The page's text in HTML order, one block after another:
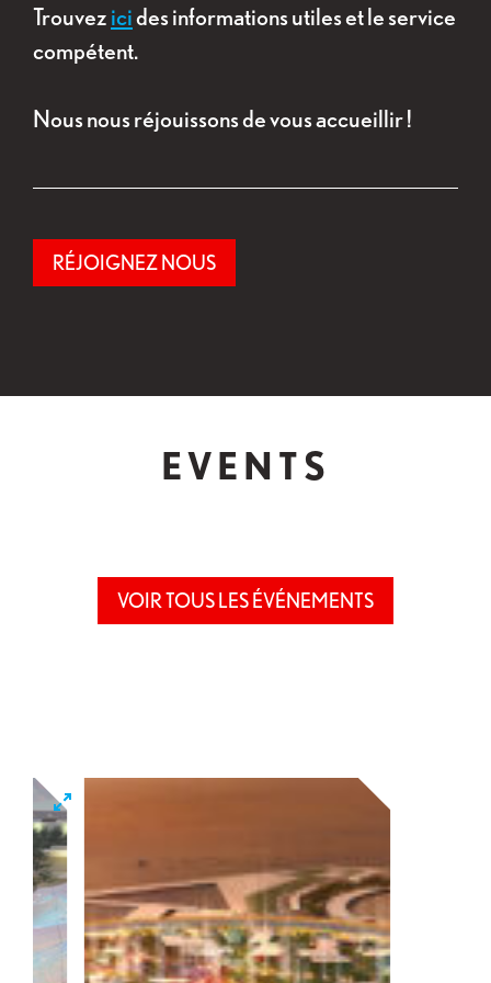
Trouvez icides informations utiles et le service
compétent.
Nous nous réjouissons de vous accueillir !
RÉJOIGNEZ NOUS
EVENTS
VOIR TOUS LES ÉVÉNEMENTS